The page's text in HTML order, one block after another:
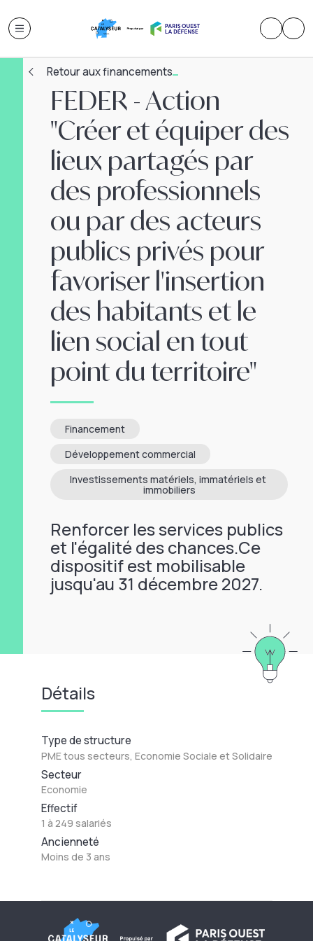
Retour aux financements
FEDER - Action
"Créer et équiper des
lieux partagés par
des professionnels
ou par des acteurs
publics privés pour
favoriser l'insertion
des habitants et le
lien social en tout
point du territoire"
Financement
Développement commercial
Investissements matériels, immatériels et
immobiliers
Renforcer les services publics
et l'égalité des chances.Ce
dispositif est mobilisable
jusqu'au 31 décembre 2027.
Détails
Type de structure
PME tous secteurs, Economie Sociale et Solidaire
Secteur
Economie
Effectif
1 à 249 salariés
Ancienneté
Moins de 3 ans